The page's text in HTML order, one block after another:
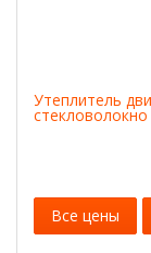
Утеплитель
стекловолокно
Все цены